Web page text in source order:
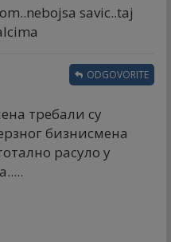
savic..taj
требали су
бизнисмена
расуло у
ODGOVORITE